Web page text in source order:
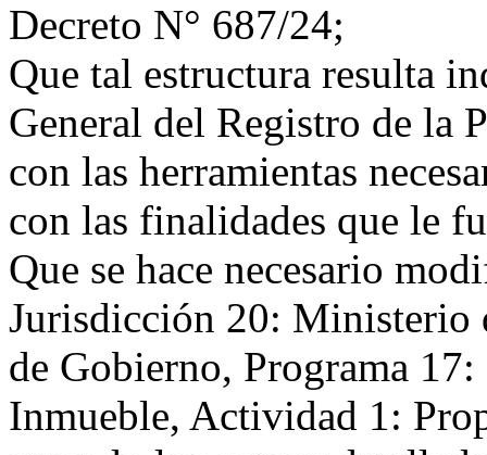
Decreto N° 687/24;
Que tal estructura resulta
General del Registro de la
con las herramientas
con las finalidades que le
Que se hace necesario
Jurisdicción 20:
de Gobierno, Programa
Inmueble, Actividad 1: